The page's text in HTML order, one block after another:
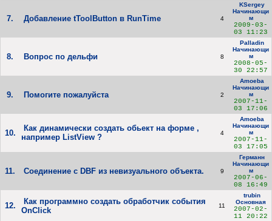
7. Добавление tToolButton в RunTime 4
KSergey
Начинающи
м
2009-03-
03 11:23
8. Вопрос по дельфи 8
Palladin
Начинающи
м
2008-05-
30 22:57
9. Помогите пожалуйста 2
Amoeba
Начинающи
м
2007-11-
03 17:06
10.
Как динамически создать обьект на форме ,
например ListView ?
4
Amoeba
Начинающи
м
2007-11-
03 17:05
11. Соединение с DBF из невизуального объекта. 9
Германн
Начинающи
м
2007-06-
08 16:49
12.
Как программно создать обработчик события
OnClick
11
trubin
Основная
2007-02-
11 20:22